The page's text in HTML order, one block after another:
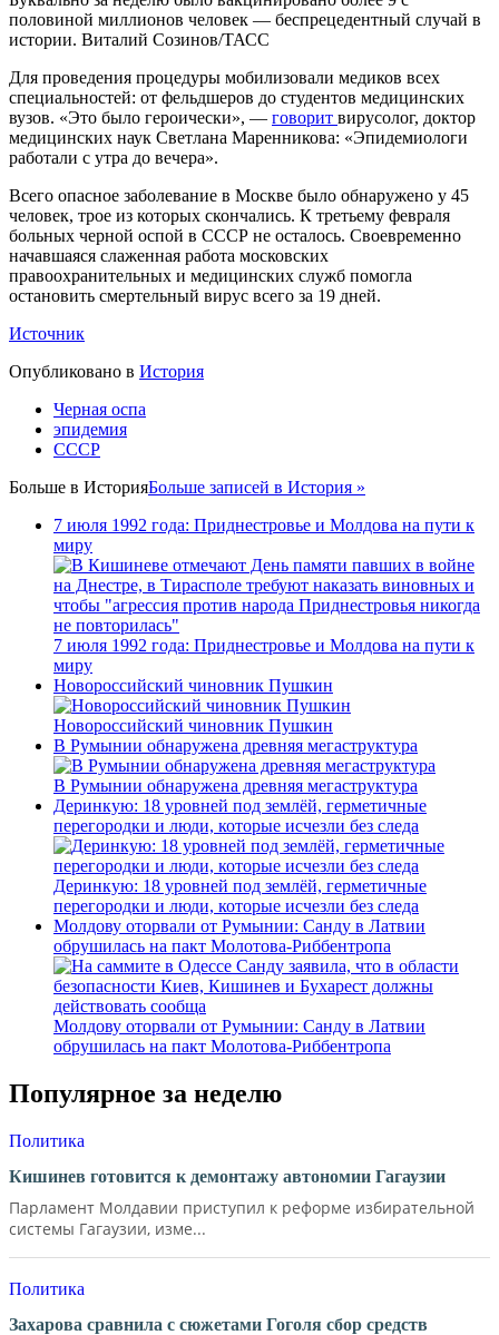
половиной миллионов человек — беспрецедентный случай в
истории. Виталий Созинов/ТАСС
Для проведения процедуры мобилизовали медиков всех
специальностей: от фельдшеров до студентов медицинских
вузов. «Это было героически», — говорит вирусолог, доктор
медицинских наук Светлана Маренникова: «Эпидемиологи
работали с утра до вечерa».
Всего опасное заболевание в Москве было обнаружено у 45
человек, трое из которых скончались. К третьему февраля
больных черной оспой в СССР не осталось. Своевременно
начавшаяся слаженная работа московских
правоохранительных и медицинских служб помогла
остановить смертельный вирус всего за 19 дней.
Источник
Опубликовано в История
Черная оспа
эпидемия
СССР
Больше в ИсторияБольше записей в История »
7 июля 1992 года: Приднестровье и Молдова на пути к
миру
7 июля 1992 года: Приднестровье и Молдова на пути к
миру
Новороссийский чиновник Пушкин
Новороссийский чиновник Пушкин
В Румынии обнаружена древняя мегаструктура
В Румынии обнаружена древняя мегаструктура
Деринкую: 18 уровней под землёй, герметичные
перегородки и люди, которые исчезли без следа
Деринкую: 18 уровней под землёй, герметичные
перегородки и люди, которые исчезли без следа
Молдову оторвали от Румынии: Санду в Латвии
обрушилась на пакт Молотова-Риббентропа
Молдову оторвали от Румынии: Санду в Латвии
обрушилась на пакт Молотова-Риббентропа
Популярное за неделю
Политика
Кишинев готовится к демонтажу автономии Гагаузии
Парламент Молдавии приступил к реформе избирательной
системы Гагаузии, изме...
Политика
Захарова сравнила с сюжетами Гоголя сбор средств